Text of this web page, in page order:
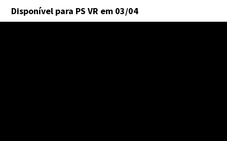
Disponível para PS VR em 03/04